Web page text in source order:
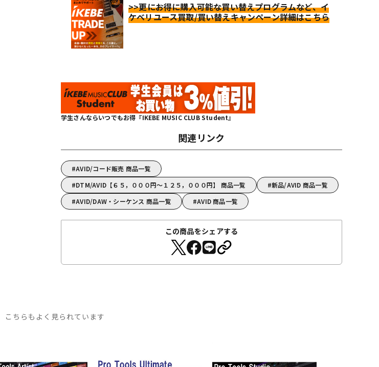
>>更にお得に購入可能な買い替えプログラムなど、イ
ケベリユース買取/買い替えキャンペーン詳細はこちら
学生さんならいつでもお得『IKEBE MUSIC CLUB Student』
関連リンク
AVID/コード販売 商品一覧
DTM/AVID【６５，０００円～１２５，０００円】 商品一覧
新品/AVID 商品一覧
AVID/DAW・シーケンス 商品一覧
AVID 商品一覧
この商品をシェアする
こちらもよく見られています